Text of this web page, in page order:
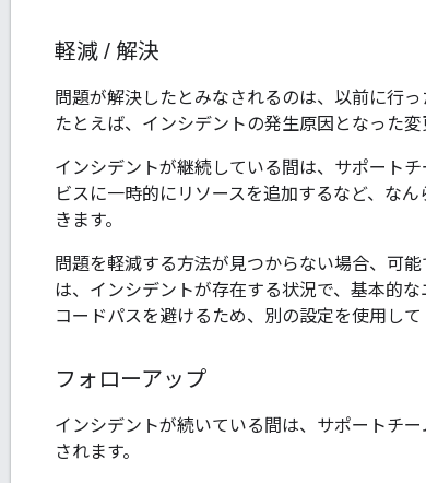
軽減 / 解決
問題が解決したとみなされるのは、以前に行
たとえば、インシデントの発生原因となった
インシデントが継続している間は、サポート
ビスに一時的にリソースを追加するなど、な
きます。
問題を軽減する方法が見つからない場合、可
は、インシデントが存在する状況で、基本的
コードパスを避けるため、別の設定を使用して
フォローアップ
インシデントが続いている間は、サポートチ
されます。